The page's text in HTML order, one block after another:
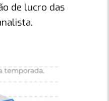
de lucro das